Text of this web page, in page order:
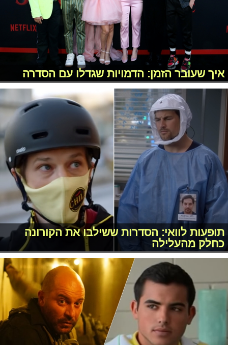
איך שעובר הזמן: הדמויות שגדלו עם הסדרה
תופעות לוואי: הסדרות ששילבו את הקורונה
כחלק מהעלילה